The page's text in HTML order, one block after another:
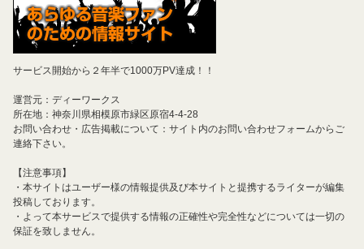
サービス開始から２年半で1000万PV達成！！
運営元：ディーワークス
所在地：神奈川県相模原市緑区原宿4-4-28
お問い合わせ・広告掲載について：サイト内のお問い合わせフォームからご
連絡下さい。
【注意事項】
・本サイトはユーザー様の情報提供及び本サイトと提携するライターが編集
投稿しております。
・よって本サービスで提供する情報の正確性や完全性などについては一切の
保証を致しません。